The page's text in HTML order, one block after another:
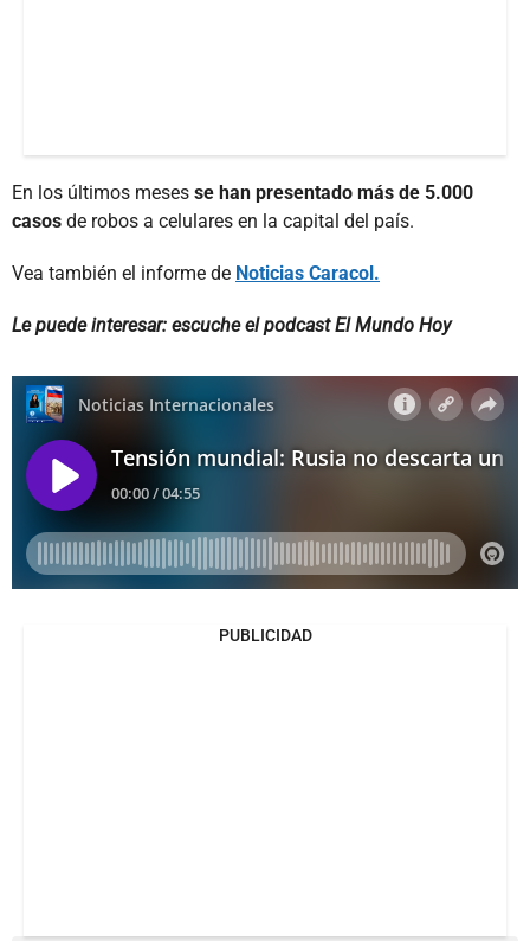
En los últimos meses se han presentado más de 5.000
casos de robos a celulares en la capital del país.
Vea también el informe de Noticias Caracol.
Le puede interesar: escuche el podcast El Mundo Hoy
PUBLICIDAD